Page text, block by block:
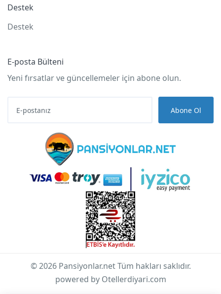
Destek
Destek
E-posta Bülteni
Yeni fırsatlar ve güncellemeler için abone olun.
Abone Ol
© 2026 Pansiyonlar.net Tüm hakları saklıdır.
powered by Otellerdiyari.com